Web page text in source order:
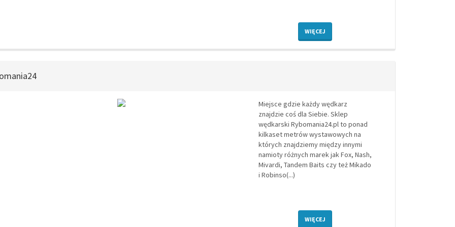
WIĘCEJ
Miejsce gdzie każdy wędkarz
znajdzie coś dla Siebie. Sklep
wędkarski Rybomania24.pl to ponad
kilkaset metrów wystawowych na
których znajdziemy między innymi
namioty różnych marek jak Fox, Nash,
Mivardi, Tandem Baits czy też Mikado
i Robinso(...)
WIĘCEJ